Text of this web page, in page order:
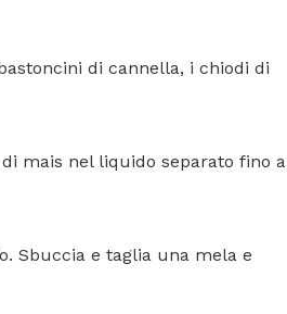
di cannella, i chiodi di
mais nel liquido separato fino a
Sbuccia e taglia una mela e